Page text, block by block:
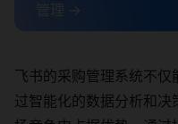
管理 →
飞书的采购管理系统不仅
过智能化的数据分析和